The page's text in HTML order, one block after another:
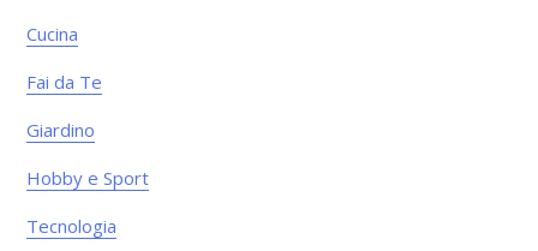
Cucina
Fai da Te
Giardino
Hobby e Sport
Tecnologia